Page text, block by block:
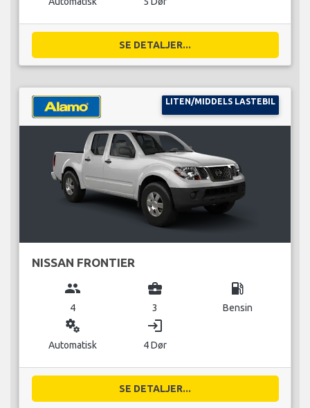
SE DETALJER...
LITEN/MIDDELS LASTEBIL
NISSAN FRONTIER
group
4
business_center
3
local_gas_station
Bensin
miscellaneous_services
Automatisk
login
4 Dør
SE DETALJER...